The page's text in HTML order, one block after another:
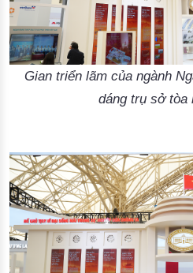
Gian triển lãm của ngành
dáng trụ sở tòa